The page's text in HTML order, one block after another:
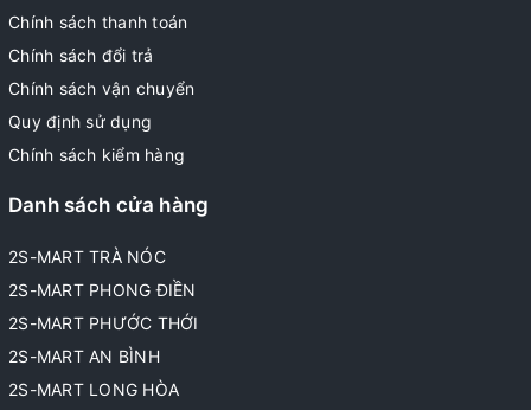
Chính sách thanh toán
Chính sách đổi trả
Chính sách vận chuyển
Quy định sử dụng
Chính sách kiểm hàng
Danh sách cửa hàng
2S-MART TRÀ NÓC
2S-MART PHONG ĐIỀN
2S-MART PHƯỚC THỚI
2S-MART AN BÌNH
2S-MART LONG HÒA